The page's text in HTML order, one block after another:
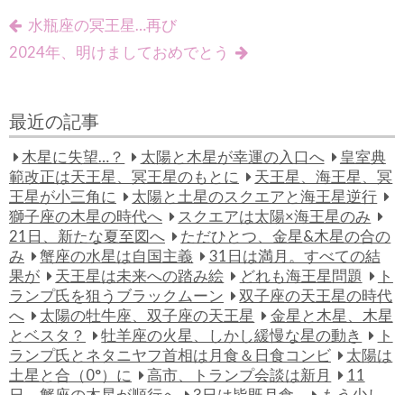
水瓶座の冥王星…再び
2024年、明けましておめでとう
最近の記事
木星に失望…？ 太陽と木星が幸運の入口へ
皇室典
範改正は天王星、冥王星のもとに
天王星、海王星、冥
王星が小三角に
太陽と土星のスクエアと海王星逆行
獅子座の木星の時代へ
スクエアは太陽×海王星のみ
21日、新たな夏至図へ
ただひとつ、金星&木星の合の
み
蟹座の水星は自国主義
31日は満月。すべての結
果が
天王星は未来への踏み絵 どれも海王星問題
ト
ランプ氏を狙うブラックムーン
双子座の天王星の時代
へ
太陽の牡牛座、双子座の天王星
金星と木星、木星
とベスタ？
牡羊座の火星、しかし緩慢な星の動き
ト
ランプ氏とネタニヤフ首相は月食＆日食コンビ
太陽は
土星と合（0°）に
高市、トランプ会談は新月
11